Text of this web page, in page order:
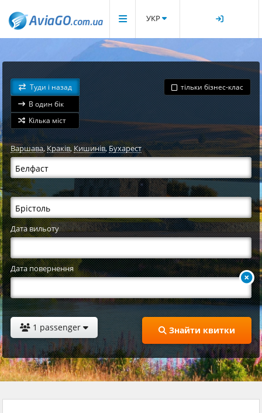
УКР
Туди і назад
В один бік
Кілька міст
тільки бізнес-клас
Варшава,Краків,Кишинів,Бухарест
Дата вильоту
Дата повернення
1 passenger Знайти квитки